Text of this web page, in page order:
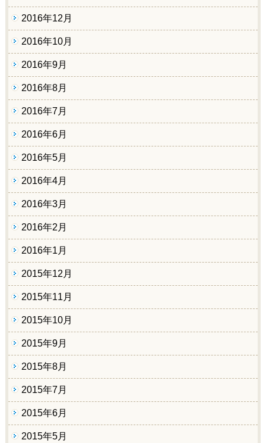
2016年12月
2016年10月
2016年9月
2016年8月
2016年7月
2016年6月
2016年5月
2016年4月
2016年3月
2016年2月
2016年1月
2015年12月
2015年11月
2015年10月
2015年9月
2015年8月
2015年7月
2015年6月
2015年5月